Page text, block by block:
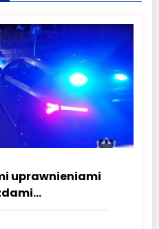
uprawnieniami
dróg